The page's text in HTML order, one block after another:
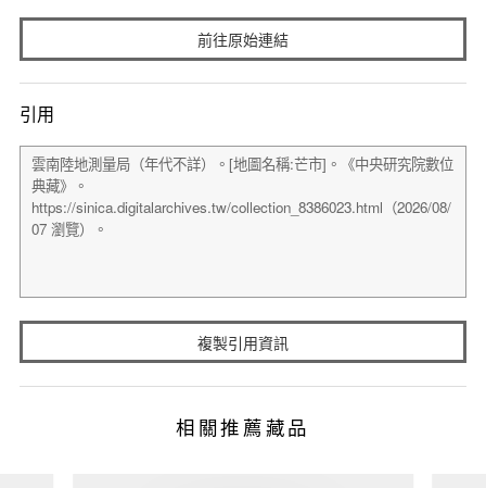
前往原始連結
引用
複製引用資訊
相關推薦藏品